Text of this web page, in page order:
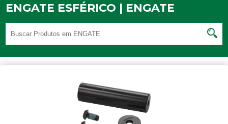
ENGATE ESFÉRICO | ENGATE